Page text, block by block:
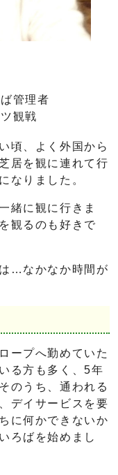
管理者
観戦
頃、よく外国から
居を観に連れて行
なりました。
緒に観に行きま
観るのも好きで
…なかなか時間が
ープへ勤めていた
る方も多く、5年
のうち、通われる
デイサービスを要
に何かできないか
ろばを始めまし